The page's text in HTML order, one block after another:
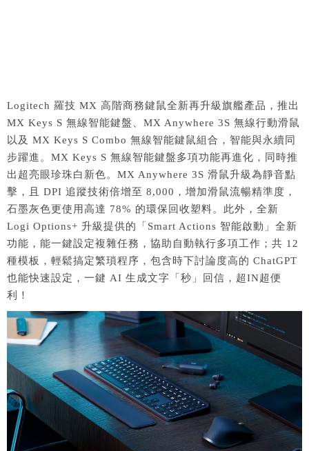
Logitech 羅技 MX 高階商務鍵鼠全新再升級旗艦產品，推出
MX Keys S 無線智能鍵盤、MX Anywhere 3S 無線行動滑鼠
以及 MX Keys S Combo 無線智能鍵鼠組合，智能與永續同
步躍進。MX Keys S 無線智能鍵盤多項功能再進化，同時推
出超亮眼珍珠白新色。MX Anywhere 3S 滑鼠升級為靜音點
擊，且 DPI 追蹤技術倍增至 8,000，增加滑鼠流暢精準度，
石墨灰色更使用高達 78% 的環保回收塑料。此外，全新
Logi Options+ 升級提供的「Smart Actions 智能啟動」全新
功能，能一鍵設定複雜任務，協助自動執行多項工作；共 12
種模板，輕鬆搞定繁瑣程序，包含時下討論度高的 ChatGPT
也能快速設定，一鍵 AI 生成文字「秒」回信，超IN超便
利！